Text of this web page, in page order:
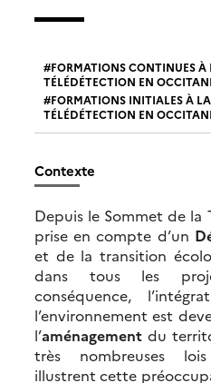
FORMATIONS CONTINUES À
TÉLÉDÉTECTION EN
FORMATIONS INITIALES À LA
TÉLÉDÉTECTION EN
Contexte
Depuis le Sommet de la
prise en compte d’un
et de la transition
dans tous les
conséquence,
l’environnement est
l’aménagement du
très nombreuses
illustrent cette